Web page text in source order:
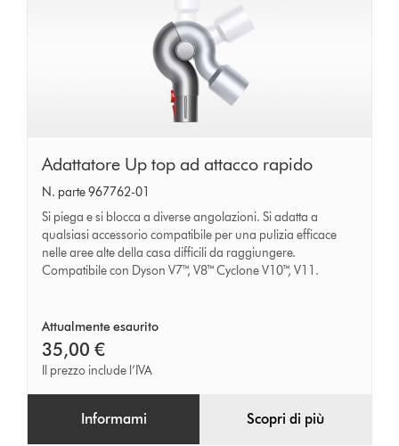
Adattatore
Up
top
ad
attacco
Adattatore Up top ad attacco rapido
N. parte 967762-01
Si piega e si blocca a diverse angolazioni. Si adatta a
qualsiasi accessorio compatibile per una pulizia efficace
nelle aree alte della casa difficili da raggiungere.
Compatibile con Dyson V7™, V8™ Cyclone V10™, V11.
Attualmente esaurito
35,00 €
Il prezzo include l’IVA
Informami Scopri di più